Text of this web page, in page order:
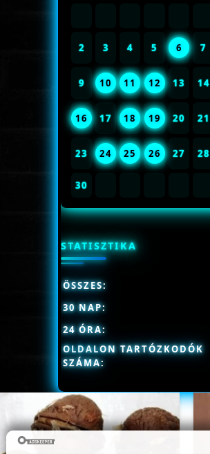
2 3 4 5 6 7
9 10 11 12 13 14
16 17 18 19 20 21
23 24 25 26 27 28
30
STATISZTIKA
OLDALON TARTÓZKODÓK
SZÁMA:
ÖSSZES:
30 NAP:
24 ÓRA: